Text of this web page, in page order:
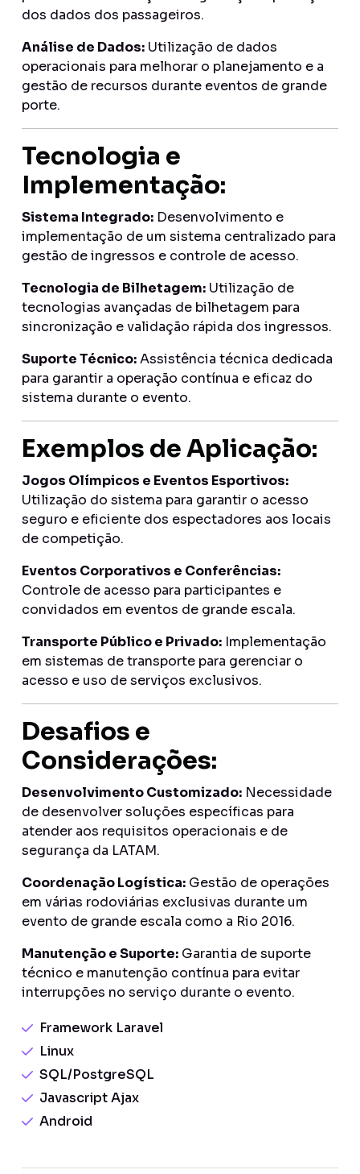
dos dados dos passageiros.
Análise de Dados: Utilização de dados
operacionais para melhorar o planejamento e a
gestão de recursos durante eventos de grande
porte.
Tecnologia e
Implementação:
Sistema Integrado: Desenvolvimento e
implementação de um sistema centralizado para
gestão de ingressos e controle de acesso.
Tecnologia de Bilhetagem: Utilização de
tecnologias avançadas de bilhetagem para
sincronização e validação rápida dos ingressos.
Suporte Técnico:Assistência técnica dedicada
para garantir a operação contínua e eficaz do
sistema durante o evento.
Exemplos de Aplicação:
Jogos Olímpicos e Eventos Esportivos:
Utilização do sistema para garantir o acesso
seguro e eficiente dos espectadores aos locais
de competição.
Eventos Corporativos e Conferências:
Controle de acesso para participantes e
convidados em eventos de grande escala.
Transporte Público e Privado: Implementação
em sistemas de transporte para gerenciar o
acesso e uso de serviços exclusivos.
Desafios e
Considerações:
Desenvolvimento Customizado: Necessidade
de desenvolver soluções específicas para
atender aos requisitos operacionais e de
segurança da LATAM.
Coordenação Logística: Gestão de operações
em várias rodoviárias exclusivas durante um
evento de grande escala como a Rio 2016.
Manutenção e Suporte: Garantia de suporte
técnico e manutenção contínua para evitar
interrupções no serviço durante o evento.
Framework Laravel
Linux
SQL/PostgreSQL
Javascript Ajax
Android